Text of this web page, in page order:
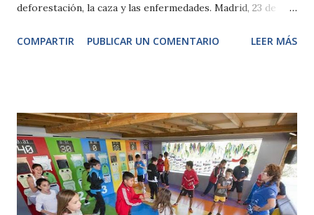
deforestación, la caza y las enfermedades. Madrid, 23 de
los nuevos habitantes de Zoo Aquarium de Madrid que, a
Kimbo, una hembra adulta y sus dos hijos de 24 y 6 años,
llegan a Zoo Aquarium de Madrid procedentes de Bioparc
Valencia, para unirse a la pareja adulta formada por Luky y
Uska y el hijo de ésta, Guis, siguiendo así las
recomendaciones del Programa de Cría y Conservación de
COMPARTIR PUBLICAR UN COMENTARIO LEER MÁS